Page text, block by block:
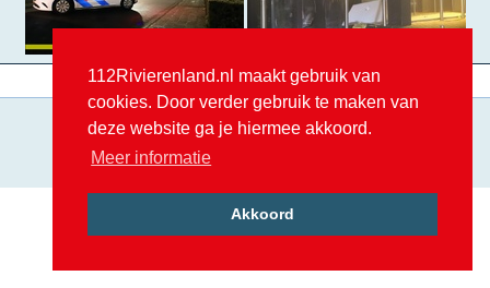
112Rivierenland.nl maakt gebruik van
cookies. Door verder gebruik te maken van
deze website ga je hiermee akkoord.
Meer informatie
Akkoord
P2000 - Alarmcheck
Normale versie